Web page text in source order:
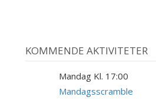
KOMMENDE AKTIVITETER
Mandag Kl. 17:00
Mandagsscramble